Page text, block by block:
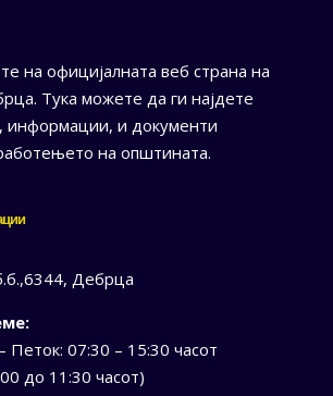
на официјалната веб страна на
Тука можете да ги најдете
информации, и документи
на општината.
Дебрца
Петок: 07:30 – 15:30 часот
до 11:30 часот)